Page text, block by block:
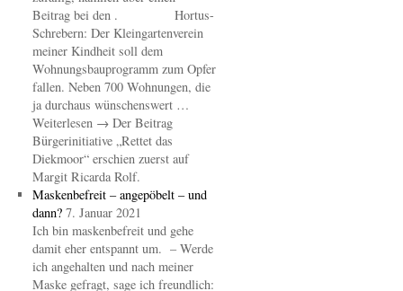
Beitrag bei den . Hortus-
Schrebern: Der Kleingartenverein
meiner Kindheit soll dem
Wohnungsbauprogramm zum Opfer
fallen. Neben 700 Wohnungen, die
ja durchaus wünschenswert …
Weiterlesen → Der Beitrag
Bürgerinitiative „Rettet das
Diekmoor“ erschien zuerst auf
Margit Ricarda Rolf.
Maskenbefreit – angepöbelt – und
dann? 7. Januar 2021
Ich bin maskenbefreit und gehe
damit eher entspannt um. – Werde
ich angehalten und nach meiner
Maske gefragt, sage ich freundlich: